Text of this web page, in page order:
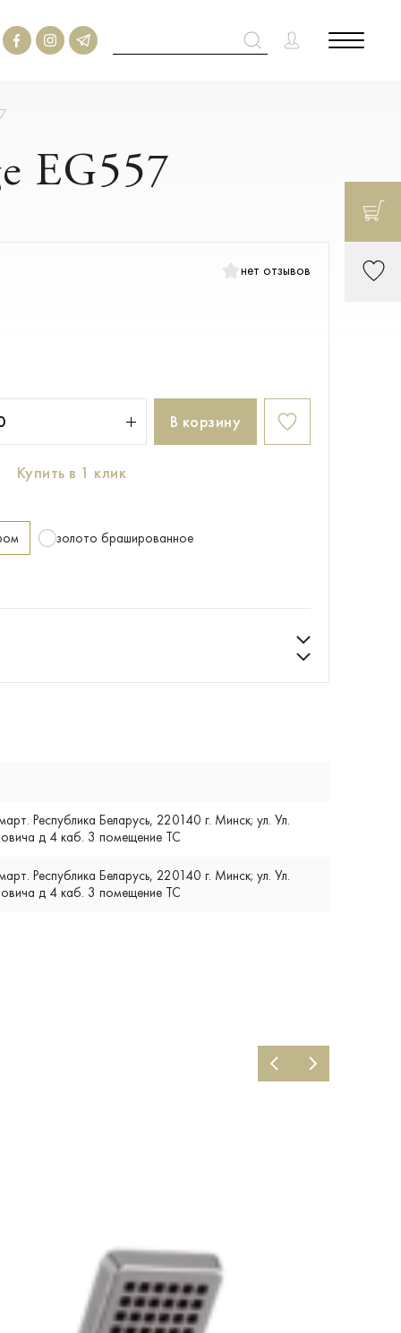
EG557
нет отзывов
В корзину
Купить в 1 клик
золото брашированное
Республика Беларусь, 220140 г. Минск; ул. Ул.
д 4 каб. 3 помещение ТС
Республика Беларусь, 220140 г. Минск; ул. Ул.
д 4 каб. 3 помещение ТС